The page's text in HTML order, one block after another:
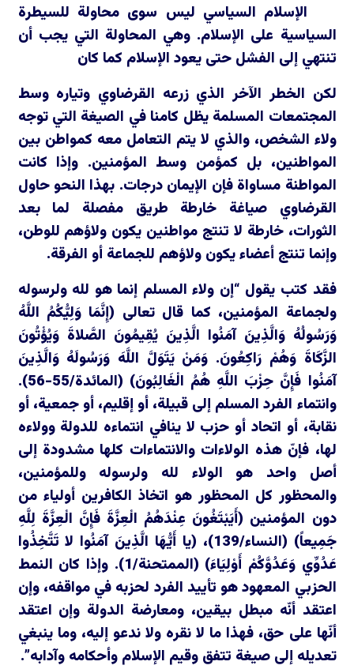
الإسلام السياسي ليس سوى محاولة للسيطرة
السياسية على الإسلام. وهي المحاولة التي يجب أن
تنتهي إلى الفشل حتى يعود الإسلام كما كان
لكن الخطر الآخر الذي زرعه القرضاوي وتياره وسط
المجتمعات المسلمة يظل كامنا في الصيغة التي توجه
ولاء الشخص، والذي لا يتم التعامل معه كمواطن بين
المواطنين، بل كمؤمن وسط المؤمنين. وإذا كانت
المواطنة مساواة فإن الإيمان درجات. بهذا النحو حاول
القرضاوي صياغة خارطة طريق مفصلة لما بعد
الثورات، خارطة لا تنتج مواطنين يكون ولاؤهم للوطن،
وإنما تنتج أعضاء يكون ولاؤهم للجماعة أو الفرقة.
فقد كتب يقول “إن ولاء المسلم إنما هو لله ولرسوله
ولجماعة المؤمنين، كما قال تعالى (إِنَّمَا وَلِيُّكُمُ اللَّهُ
وَرَسُولُهُ وَالَّذِينَ آمَنُوا الَّذِينَ يُقِيمُونَ الصَّلاةَ وَيُؤْتُونَ
الزَّكَاةَ وَهُمْ رَاكِعُونَ. وَمَنْ يَتَوَلَّ اللَّهَ وَرَسُولَهُ وَالَّذِينَ
آمَنُوا فَإِنَّ حِزْبَ اللَّهِ هُمُ الْغَالِبُونَ) (المائدة/55-56).
وانتماء الفرد المسلم إلى قبيلة، أو إقليم، أو جمعية، أو
نقابة، أو اتحاد أو حزب لا ينافي انتماءه للدولة وولاءه
لها، فإنّ هذه الولاءات والانتماءات كلها مشدودة إلى
أصل واحد هو الولاء لله ولرسوله وللمؤمنين،
والمحظور كل المحظور هو اتخاذ الكافرين أولياء من
دون المؤمنين (أَيَبْتَغُونَ عِنْدَهُمُ الْعِزَّةَ فَإِنَّ الْعِزَّةَ لِلَّهِ
جَمِيعاً) (النساء/139)، (يا أَيُّهَا الَّذِينَ آمَنُوا لا تَتَّخِذُوا
عَدُوِّي وَعَدُوَّكُمْ أَوْلِيَاءَ) (الممتحنة/1). وإذا كان النمط
الحزبي المعهود هو تأييد الفرد لحزبه في مواقفه، وإن
اعتقد أنّه مبطل بيقين، ومعارضة الدولة وإن اعتقد
أنّها على حق، فهذا ما لا نقره ولا ندعو إليه، وما ينبغي
تعديله إلى صيغة تتفق وقيم الإسلام وأحكامه وآدابه”.